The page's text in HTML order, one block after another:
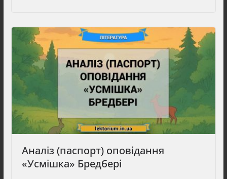
Аналіз (паспорт) оповідання
«Усмішка» Бредбері